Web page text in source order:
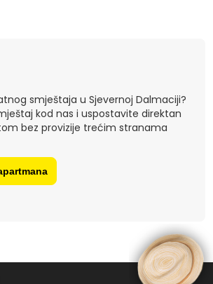
smještaja u Sjevernoj Dalmaciji?
kod nas i uspostavite direktan
bez provizije trećim stranama